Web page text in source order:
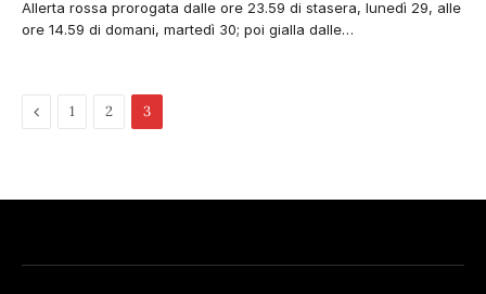
Allerta rossa prorogata dalle ore 23.59 di stasera, lunedì 29, alle
ore 14.59 di domani, martedì 30; poi gialla dalle…
Pagina
1 2 3